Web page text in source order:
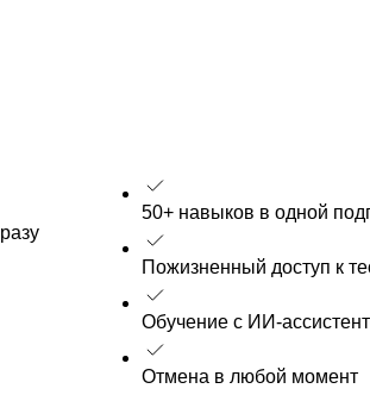
50+ навыков в одной
Пожизненный доступ к
Обучение с ИИ-
Отмена в любой момент